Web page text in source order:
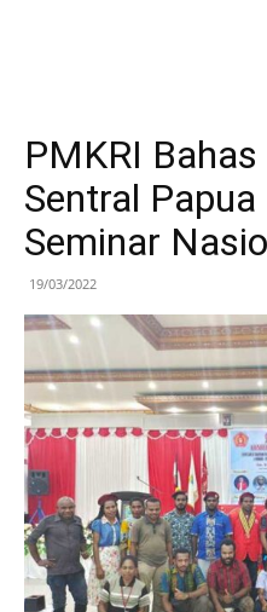
PMKRI
Sentral
Seminar
19/03/2022